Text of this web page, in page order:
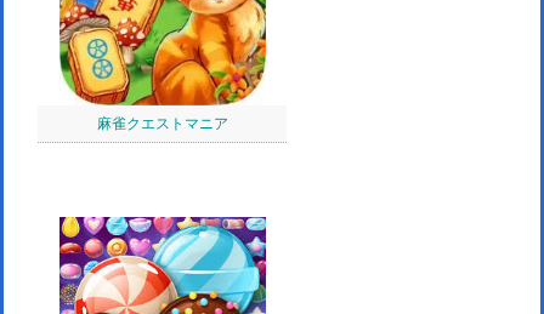
麻雀クエストマニア